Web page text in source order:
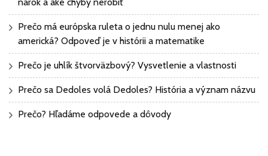
Prečo má európska ruleta o jednu nulu menej ako
americká? Odpoveď je v histórii a matematike
Prečo je uhlík štvorväzbový? Vysvetlenie a vlastnosti
Prečo sa Dedoles volá Dedoles? História a význam názvu
Prečo? Hľadáme odpovede a dôvody